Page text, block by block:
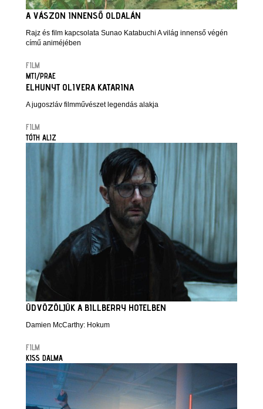
A VÁSZON INNENSŐ OLDALÁN
Rajz és film kapcsolata Sunao Katabuchi A világ innenső végén
című animéjében
FILM
MTI/PRAE
ELHUNYT OLIVERA KATARINA
A jugoszláv filmművészet legendás alakja
FILM
TÓTH ALIZ
ÜDVÖZÖLJÜK A BILLBERRY HOTELBEN
Damien McCarthy: Hokum
FILM
KISS DALMA